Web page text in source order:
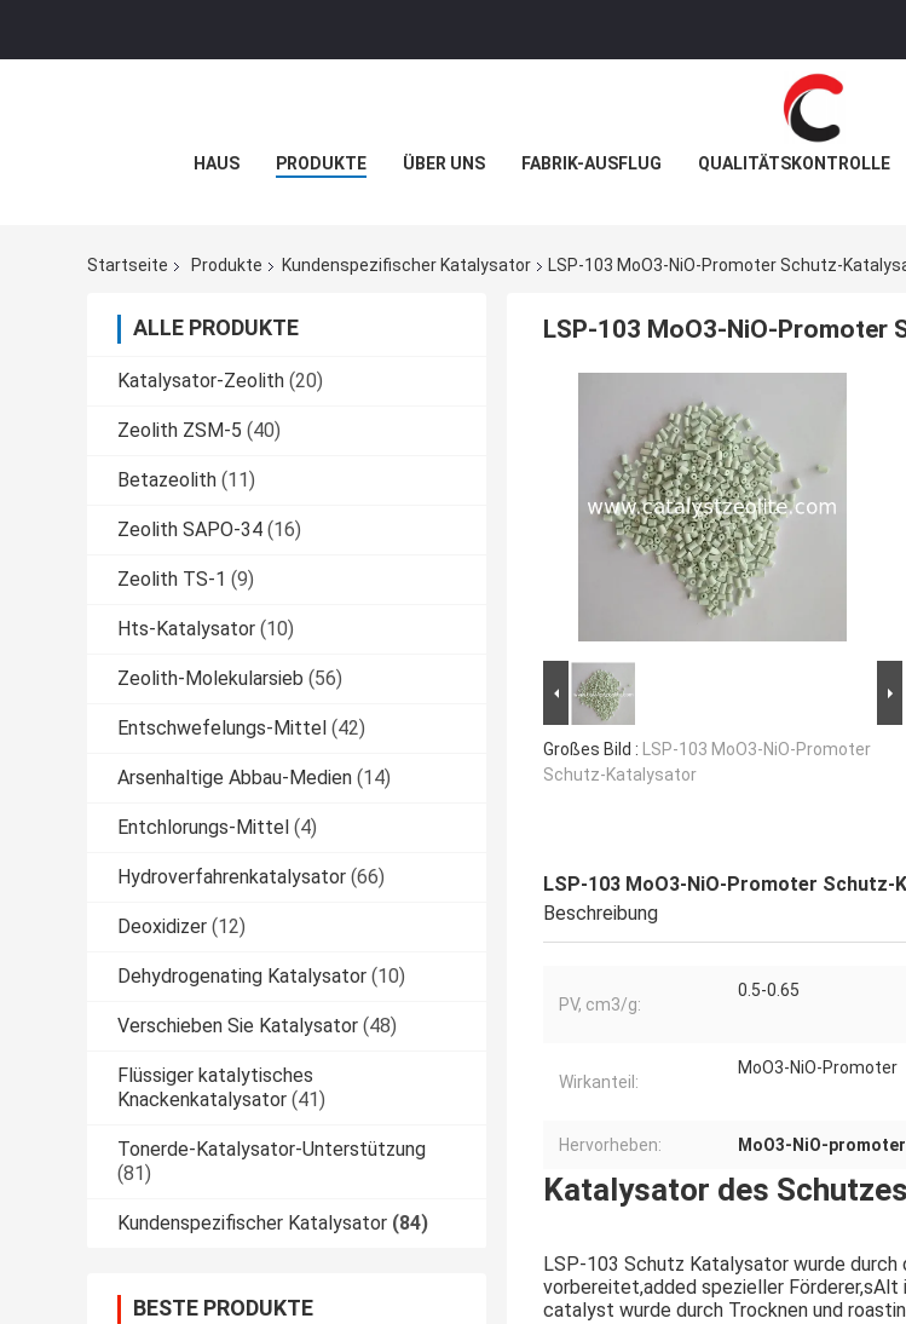
HAUS PRODUKTE ÜBER UNS FABRIK-AUSFLUG QUALITÄTSKONTROLLE
Startseite Produkte Kundenspezifischer Katalysator LSP-103 MoO3-NiO-Promoter Schutz-
ALLE PRODUKTE
Katalysator-Zeolith (20)
Zeolith ZSM-5 (40)
Betazeolith (11)
Zeolith SAPO-34 (16)
Zeolith TS-1 (9)
Hts-Katalysator (10)
Zeolith-Molekularsieb (56)
Entschwefelungs-Mittel (42)
Arsenhaltige Abbau-Medien (14)
Entchlorungs-Mittel (4)
Hydroverfahrenkatalysator (66)
Deoxidizer (12)
Dehydrogenating Katalysator (10)
Verschieben Sie Katalysator (48)
Flüssiger katalytisches
Knackenkatalysator (41)
Tonerde-Katalysator-Unterstützung
(81)
Kundenspezifischer Katalysator (84)
BESTE PRODUKTE
LSP-103 MoO3-NiO-Promoter
Großes Bild : LSP-103 MoO3-NiO-Promoter
Schutz-Katalysator
LSP-103 MoO3-NiO-Promoter Schutz-
Beschreibung
PV, cm3/g:
0.5-0.65
Wirkanteil:
MoO3-NiO-Promoter
Hervorheben: MoO3-NiO-
Katalysator des
LSP-103 Schutz Katalysator wurde durch
vorbereitet,added spezieller Förderer,sAlt
catalyst wurde durch Trocknen und